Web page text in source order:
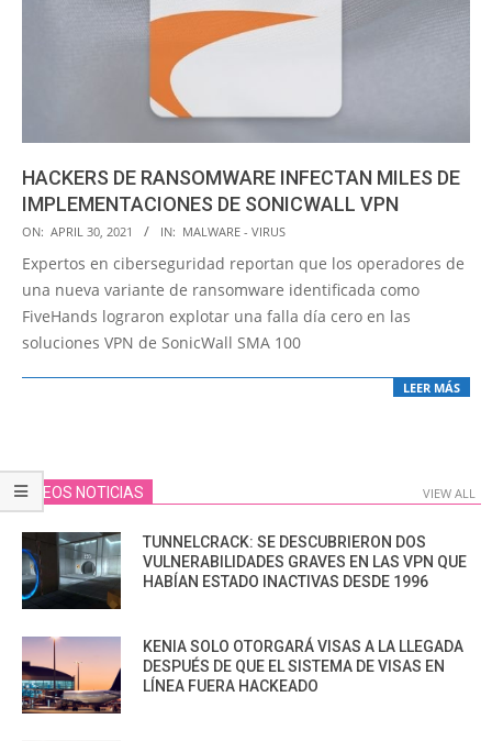
HACKERS DE RANSOMWARE INFECTAN MILES DE
IMPLEMENTACIONES DE SONICWALL VPN
2021-
04-
ON: APRIL 30, 2021 IN: MALWARE - VIRUS
Expertos en ciberseguridad reportan que los operadores de
una nueva variante de ransomware identificada como
FiveHands lograron explotar una falla día cero en las
soluciones VPN de SonicWall SMA 100
LEER MÁS
VIDEOS NOTICIAS VIEW ALL
TUNNELCRACK: SE DESCUBRIERON DOS
VULNERABILIDADES GRAVES EN LAS VPN QUE
HABÍAN ESTADO INACTIVAS DESDE 1996
KENIA SOLO OTORGARÁ VISAS A LA LLEGADA
DESPUÉS DE QUE EL SISTEMA DE VISAS EN
LÍNEA FUERA HACKEADO